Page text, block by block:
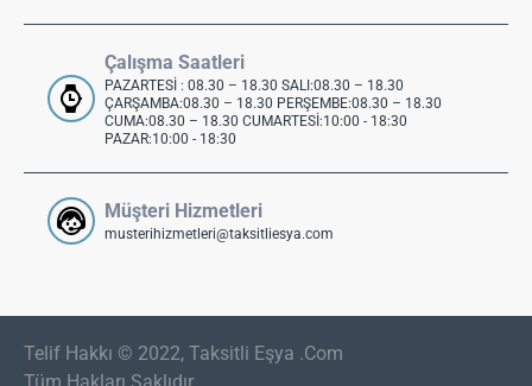
Çalışma Saatleri
PAZARTESİ : 08.30 – 18.30 SALI:08.30 – 18.30
ÇARŞAMBA:08.30 – 18.30 PERŞEMBE:08.30 – 18.30
CUMA:08.30 – 18.30 CUMARTESİ:10:00 - 18:30
PAZAR:10:00 - 18:30
Müşteri Hizmetleri
musterihizmetleri@taksitliesya.com
Telif Hakkı © 2022, Taksitli Eşya .Com